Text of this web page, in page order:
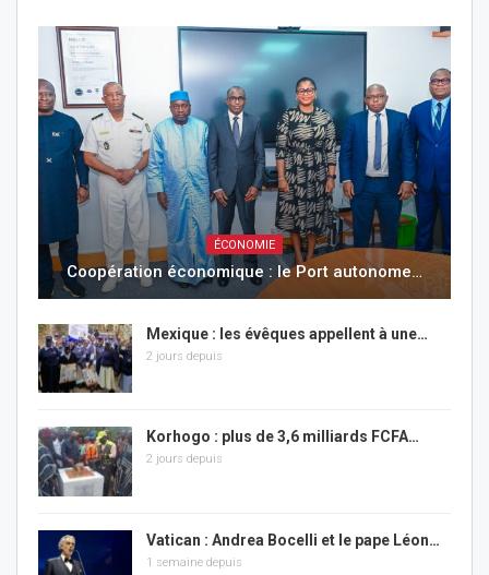
ÉCONOMIE
Coopération économique : le Port autonome…
Mexique : les évêques appellent à une…
2 jours depuis
Korhogo : plus de 3,6 milliards FCFA…
2 jours depuis
Vatican : Andrea Bocelli et le pape Léon…
1 semaine depuis